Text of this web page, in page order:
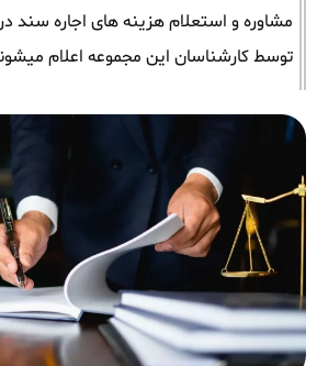
مشاوره و استعلام هزینه های اجاره سند
توسط کارشناسان این مجموعه اعلام